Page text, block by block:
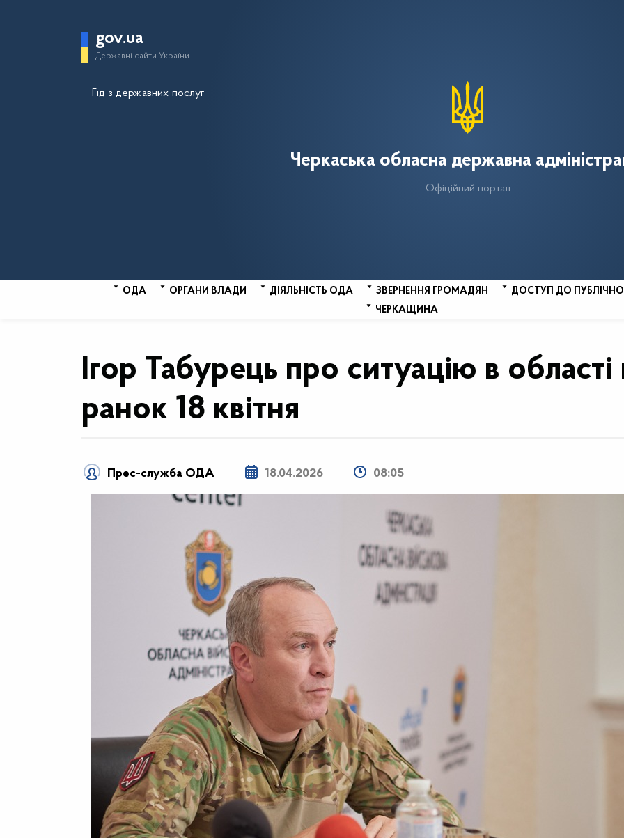
gov.ua
Державні сайти України
Гід з державних послуг
Черкаська обласна державна
Офіційний портал
ОДА ОРГАНИ ВЛАДИ ДІЯЛЬНІСТЬ ОДА ЗВЕРНЕННЯ ГРОМАДЯН
ДОСТУП ДО
ЧЕРКАЩИНА
Ігор Табурець про ситуацію в області
ранок 18 квітня
Прес-служба ОДА 18.04.2026 08:05